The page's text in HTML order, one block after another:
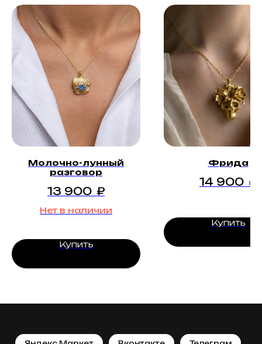
Молочно-лунный
разговор
13 900 ₽
Нет в наличии
Купить
Фрида
14 900 ₽
Купить